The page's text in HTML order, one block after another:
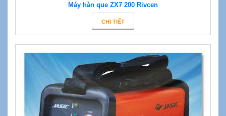
Máy hàn que ZX7 200 Rivcen
CHI TIẾT